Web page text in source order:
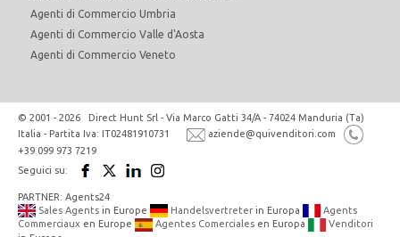
Agenti di Commercio Umbria
Agenti di Commercio Valle d'Aosta
Agenti di Commercio Veneto
© 2001 - 2026 Direct Hunt Srl - Via Marco Gatti 34/A - 74024 Manduria (Ta)
Italia - Partita Iva: IT02481910731
aziende@quivenditori.com
+39 099 973 7219
Seguici su:
PARTNER: Agents24
Sales Agents in Europe Handelsvertreter in Europa
Agents
Commerciaux en Europe Agentes Comerciales en Europa
Venditori